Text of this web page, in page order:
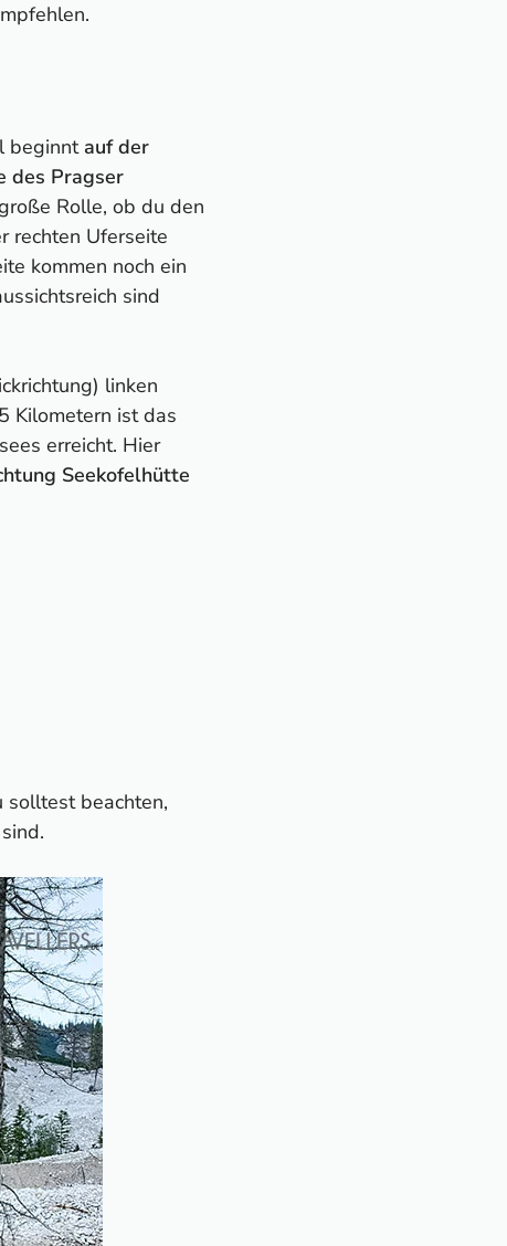
beginnt auf der
des Pragser
Rolle, ob du den
rechten Uferseite
kommen noch ein
sind
linken
Kilometern ist das
erreicht. Hier
Seekofelhütte
solltest beachten,